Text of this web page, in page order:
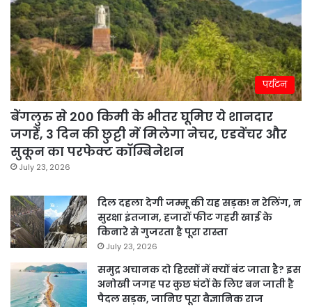
पर्यटन
बेंगलुरु से 200 किमी के भीतर घूमिए ये शानदार
जगहें, 3 दिन की छुट्टी में मिलेगा नेचर, एडवेंचर और
सुकून का परफेक्ट कॉम्बिनेशन
July 23, 2026
दिल दहला देगी जम्मू की यह सड़क! न रेलिंग, न
सुरक्षा इंतजाम, हजारों फीट गहरी खाई के
किनारे से गुजरता है पूरा रास्ता
July 23, 2026
समुद्र अचानक दो हिस्सों में क्यों बंट जाता है? इस
अनोखी जगह पर कुछ घंटों के लिए बन जाती है
पैदल सड़क, जानिए पूरा वैज्ञानिक राज